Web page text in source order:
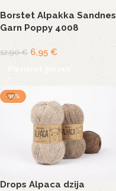
Borstet Alpakka Sandnes
Garn Poppy 4008
12,90€ 6,95 €
Pievienot grozam
-30%
Drops Alpaca dzija